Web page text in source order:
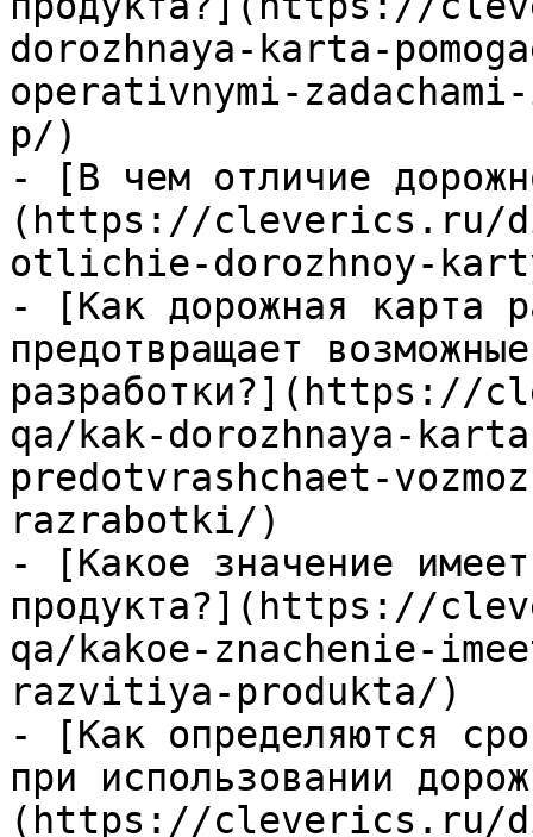
dorozhnaya-karta-
operativnymi-
p/)
- [В чем отличие
(https://cleverics.ru/
otlichie-dorozhnoy-
- [Как дорожная карта
предотвращает
qa/kak-dorozhnaya-
predotvrashchaet-
razrabotki/)
- [Какое значение
продукта?](https://
qa/kakoe-znachenie-
razvitiya-produkta/)
- [Как определяются
при использовании
(https://cleverics.ru/